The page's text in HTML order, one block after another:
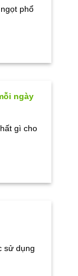
phổ
ngày
gì cho
sử dụng